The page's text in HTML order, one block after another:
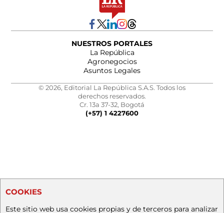
NUESTROS PORTALES
La República
Agronegocios
Asuntos Legales
© 2026, Editorial La República S.A.S. Todos los
derechos reservados.
Cr. 13a 37-32, Bogotá
(+57) 1 4227600
COOKIES
Este sitio web usa cookies propias y de terceros para analizar